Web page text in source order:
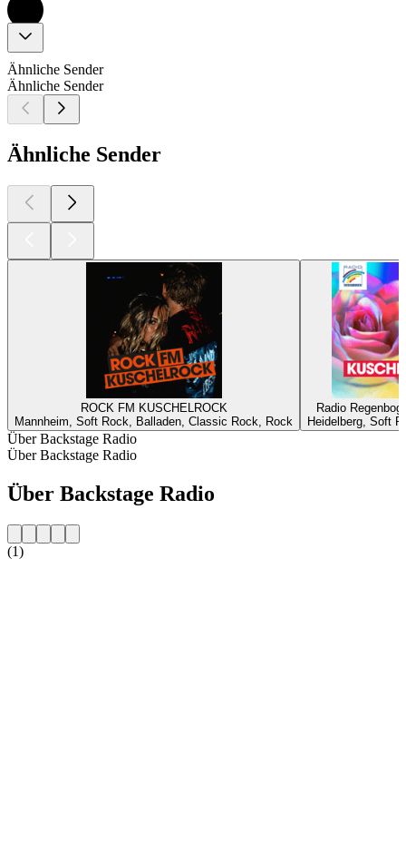
Ähnliche Sender
Ähnliche Sender
Ähnliche Sender
ROCK FM KUSCHELROCK
Mannheim, Soft Rock, Balladen, Classic Rock, Rock
Radio
Heidelberg, Soft
Über Backstage Radio
Über Backstage Radio
Über Backstage Radio
(1)